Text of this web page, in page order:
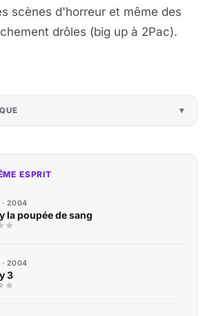
scènes d'horreur et même des
drôles (big up à 2Pac).
ESPRIT
2004
la poupée de sang
2004
3